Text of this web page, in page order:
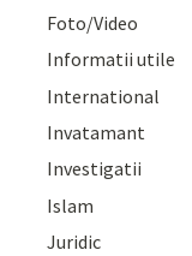
Foto/Video
Informatii utile
International
Invatamant
Investigatii
Islam
Juridic